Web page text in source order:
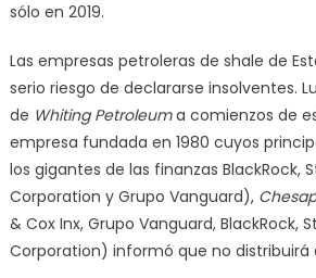
sólo en 2019.
Las empresas petroleras de shale de
serio riesgo de declararse insolventes.
de Whiting Petroleuma comienzos de
empresa fundada en 1980 cuyos
los gigantes de las finanzas BlackRock,
Corporation y Grupo Vanguard),
& Cox Inx, Grupo Vanguard, BlackRock,
Corporation) informó que no distribuirá